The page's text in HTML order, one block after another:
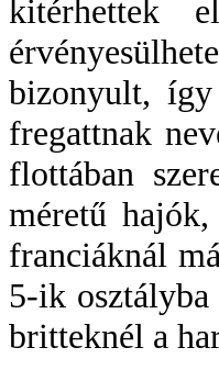
kitérhettek
bizonyult,
fregattnak
flottában
méretű
franciáknál
5-ik
britteknél a